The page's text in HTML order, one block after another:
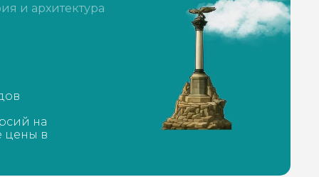
и архитектура
на
цены в